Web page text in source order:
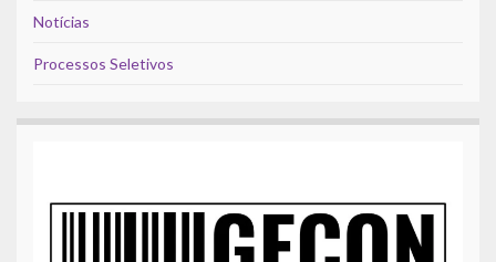
Notícias
Processos Seletivos